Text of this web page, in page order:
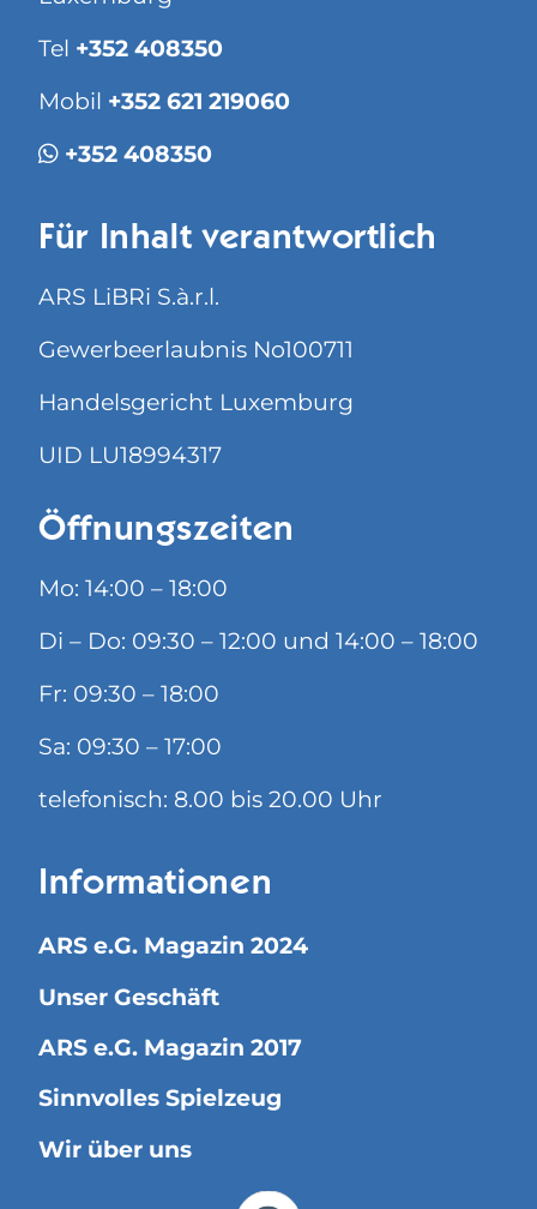
Tel +352 408350
Mobil +352 621 219060
+352 408350
Für Inhalt verantwortlich
ARS LiBRi S.à.r.l.
Gewerbeerlaubnis No100711
Handelsgericht Luxemburg
UID LU18994317
Öffnungszeiten
Mo: 14:00 – 18:00
Di – Do: 09:30 – 12:00 und 14:00 – 18:00
Fr: 09:30 – 18:00
Sa: 09:30 – 17:00
telefonisch: 8.00 bis 20.00 Uhr
Informationen
ARS e.G. Magazin 2024
Unser Geschäft
ARS e.G. Magazin 2017
Sinnvolles Spielzeug
Wir über uns